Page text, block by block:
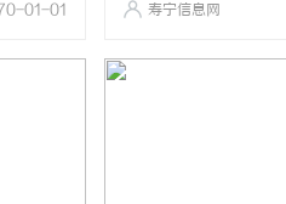
01-01 寿宁信息网